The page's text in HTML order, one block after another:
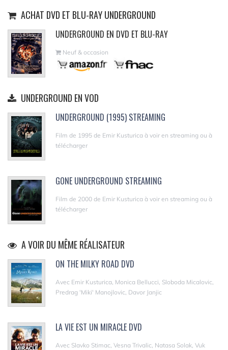
ACHAT DVD ET BLU-RAY UNDERGROUND
UNDERGROUND EN DVD ET BLU-RAY
Neuf & occasion
UNDERGROUND EN VOD
UNDERGROUND (1995) STREAMING
Film de 1995 de Emir Kusturica à voir en streaming ou à
télécharger
GONE UNDERGROUND STREAMING
Film de 2000 de Emir Kusturica à voir en streaming ou à
télécharger
A VOIR DU MÊME RÉALISATEUR
ON THE MILKY ROAD DVD
Avec Emir Kusturica, Monica Bellucci, Sloboda Micalovic,
Predrag 'Miki' Manojlovic, Davor Janjic
LA VIE EST UN MIRACLE DVD
Avec Slavko Stimac, Vesna Trivalic, Natasa Solak, Vuk